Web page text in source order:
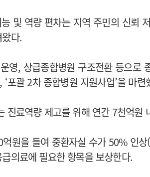
및 역량 편차는 지역 주민의 신뢰
다.
영, 상급종합병원 구조전환 등으로
포괄 2차 종합병원 지원사업’을 마련
진료역량 제고를 위해 연간 7천억원
원을 들여 중환자실 수가 50% 인
의료에 필요한 항목을 보상한다.